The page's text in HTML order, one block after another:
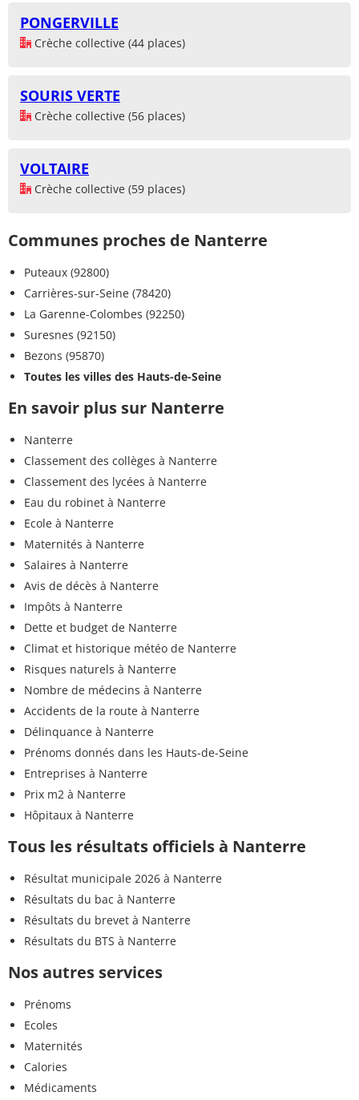
PONGERVILLE
Crèche collective (44 places)
SOURIS VERTE
Crèche collective (56 places)
VOLTAIRE
Crèche collective (59 places)
Communes proches de Nanterre
Puteaux (92800)
Carrières-sur-Seine (78420)
La Garenne-Colombes (92250)
Suresnes (92150)
Bezons (95870)
Toutes les villes des Hauts-de-Seine
En savoir plus sur Nanterre
Nanterre
Classement des collèges à Nanterre
Classement des lycées à Nanterre
Eau du robinet à Nanterre
Ecole à Nanterre
Maternités à Nanterre
Salaires à Nanterre
Avis de décès à Nanterre
Impôts à Nanterre
Dette et budget de Nanterre
Climat et historique météo de Nanterre
Risques naturels à Nanterre
Nombre de médecins à Nanterre
Accidents de la route à Nanterre
Délinquance à Nanterre
Prénoms donnés dans les Hauts-de-Seine
Entreprises à Nanterre
Prix m2 à Nanterre
Hôpitaux à Nanterre
Tous les résultats officiels à Nanterre
Résultat municipale 2026 à Nanterre
Résultats du bac à Nanterre
Résultats du brevet à Nanterre
Résultats du BTS à Nanterre
Nos autres services
Prénoms
Ecoles
Maternités
Calories
Médicaments